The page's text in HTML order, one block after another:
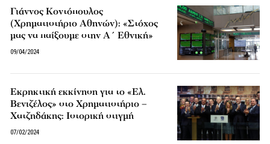
Γιάννος Κοντόπουλος
(Χρηματιστήριο Αθηνών): «Στόχος
μας να παίξουμε στην Α΄ Εθνική»
09/04/2024
Εκρηκτική εκκίνηση για το «Ελ.
Βενιζέλος» στο Χρηματιστήριο –
Χατζηδάκης: Ιστορική στιγμή
07/02/2024